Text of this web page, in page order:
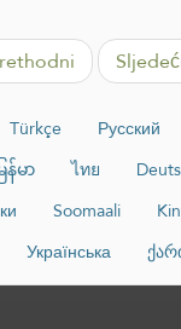
Türkçe Русский
န်မာ ไทย
Soomaali
Українська